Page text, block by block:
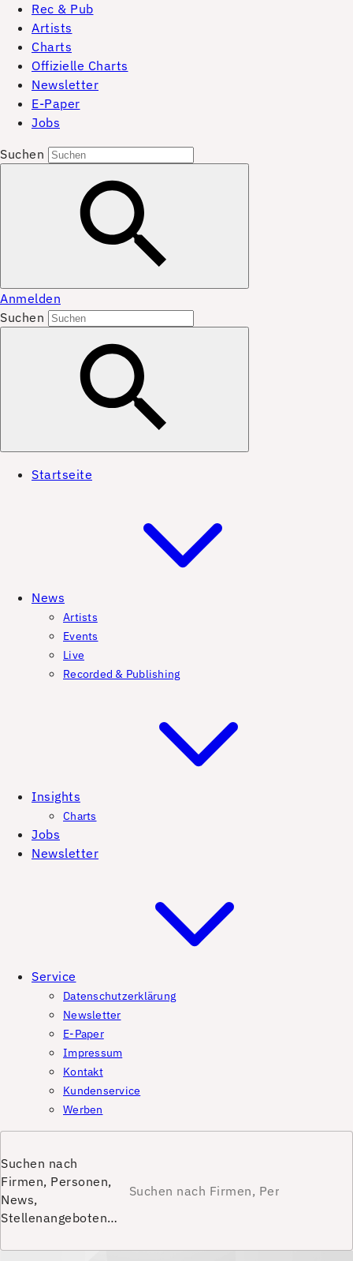
Rec & Pub
Artists
Charts
Offizielle Charts
Newsletter
E-Paper
Jobs
Suchen
Anmelden
Suchen
Startseite
News
Artists
Events
Live
Recorded & Publishing
Insights
Charts
Jobs
Newsletter
Service
Datenschutzerklärung
Newsletter
E-Paper
Impressum
Kontakt
Kundenservice
Werben
Suchen nach
Firmen, Personen,
News,
Stellenangeboten…